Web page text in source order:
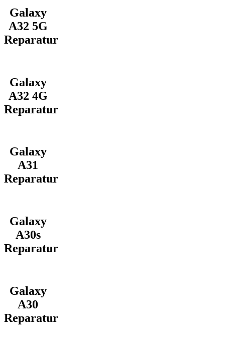
Galaxy
A32 5G
Reparatur
Galaxy
A32 4G
Reparatur
Galaxy
A31
Reparatur
Galaxy
A30s
Reparatur
Galaxy
A30
Reparatur